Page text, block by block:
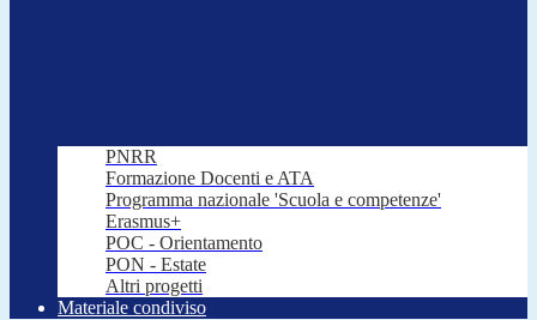
PNRR
Formazione Docenti e ATA
Programma nazionale 'Scuola e competenze'
Erasmus+
POC - Orientamento
PON - Estate
Altri progetti
Materiale condiviso